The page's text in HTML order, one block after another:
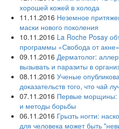
хорошей кожей в холода
11.11.2016 Неземное
маски нового поколения
10.11.2016 La Roche Posay
программы «Свобода от акне»
09.11.2016 Дерматолог:
вызывать и паразиты в
08.11.2016 Ученые
доказательств того, что чай
07.11.2016 Первые морщины:
и методы борьбы
06.11.2016 Грызть ногти:
для человека может быть